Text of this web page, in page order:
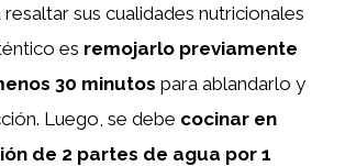
resaltar sus cualidades nutricionales
es remojarlo previamente
30 minutos para ablandarlo y
Luego, se debe cocinar en
de 2 partes de agua por 1